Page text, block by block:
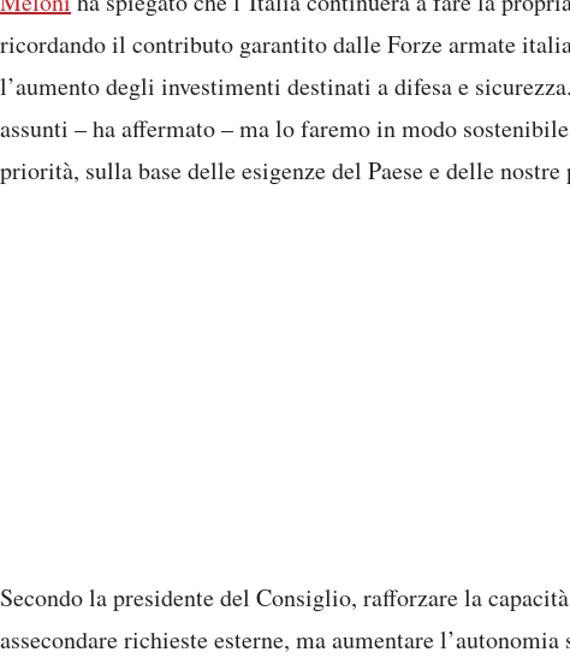
ricordando il contributo garantito dalle Forze armate
l’aumento degli investimenti destinati a difesa e
assunti – ha affermato – ma lo faremo in modo
priorità, sulla base delle esigenze del Paese e delle
Secondo la presidente del Consiglio, rafforzare la
assecondare richieste esterne, ma aumentare